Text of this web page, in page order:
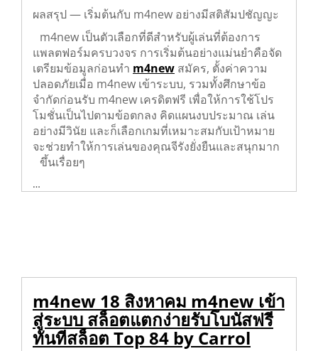
ผลสรุป — เริ่มต้นกับ m4new อย่างมีสติสัมปชัญญะ
m4new เป็นตัวเลือกที่ดีสำหรับผู้เล่นที่ต้องการ
แพลตฟอร์มครบวงจร การเริ่มต้นอย่างแม่นยำ
คือจัดเตรียมข้อมูลก่อนทำm4newสมัคร, ตั้งค่า
ความปลอดภัยเมื่อ m4new เข้าระบบ, รวมทั้งศึกษา
ข้อจำกัดก่อนรับ m4new เครดิตฟรี เพื่อให้การใช้
โปรโมชั่นเป็นไปตามข้อตกลง คิดแผนงบประมาณ
เล่นอย่างมีวินัย และก็เลือกเกมที่เหมาะสมกับเป้า
หมาย จะช่วยทำให้การเล่นของคุณจีรังยั่งยืนและ
สนุกมากขึ้นเรื่อยๆ
m4new 18 สิงหาคม m4new เข้า
สู่ระบบ สล็อตแตกง่ายรับโบนัสฟรี
ทันทีสล็อต Top 84 by Carrol